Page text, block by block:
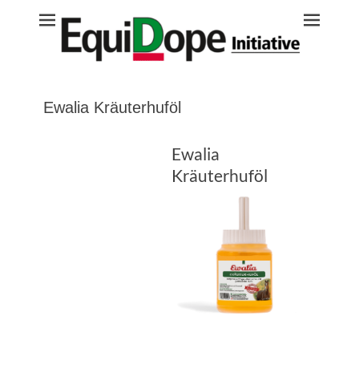
Equidope
Ewalia Kräuterhuföl
Ewalia
Kräuterhuföl